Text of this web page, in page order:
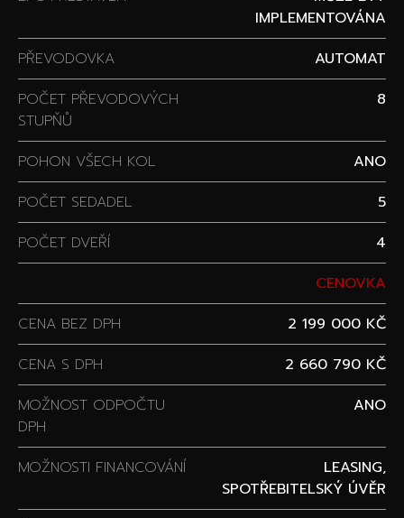
IMPLEMENTOVÁNA
PŘEVODOVKA
AUTOMAT
POČET PŘEVODOVÝCH
STUPŇŮ
8
POHON VŠECH KOL
ANO
POČET SEDADEL
5
POČET DVEŘÍ
4
CENOVKA
CENA BEZ DPH
2 199 000 KČ
CENA S DPH
2 660 790 KČ
MOŽNOST ODPOČTU
DPH
ANO
MOŽNOSTI FINANCOVÁNÍ
LEASING,
SPOTŘEBITELSKÝ ÚVĚR